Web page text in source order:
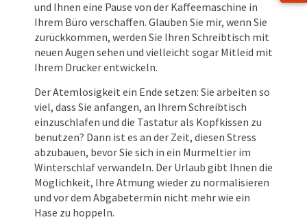
und Ihnen eine Pause von der Kaffeemaschine in
Ihrem Büro verschaffen. Glauben Sie mir, wenn Sie
zurückkommen, werden Sie Ihren Schreibtisch mit
neuen Augen sehen und vielleicht sogar Mitleid mit
Ihrem Drucker entwickeln.
Der Atemlosigkeit ein Ende setzen: Sie arbeiten so
viel, dass Sie anfangen, an Ihrem Schreibtisch
einzuschlafen und die Tastatur als Kopfkissen zu
benutzen? Dann ist es an der Zeit, diesen Stress
abzubauen, bevor Sie sich in ein Murmeltier im
Winterschlaf verwandeln. Der Urlaub gibt Ihnen die
Möglichkeit, Ihre Atmung wieder zu normalisieren
und vor dem Abgabetermin nicht mehr wie ein
Hase zu hoppeln.